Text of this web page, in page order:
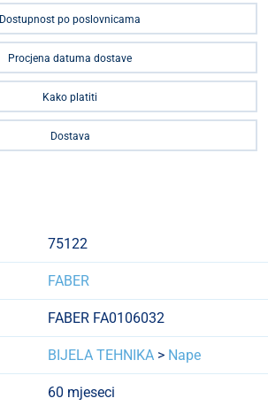
Dostupnost po poslovnicama
Procjena datuma dostave
Kako platiti
Dostava
75122
FABER
FABER FA0106032
BIJELA TEHNIKA> Nape
60 mjeseci